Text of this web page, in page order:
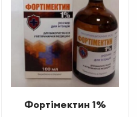
Фортімектин 1%